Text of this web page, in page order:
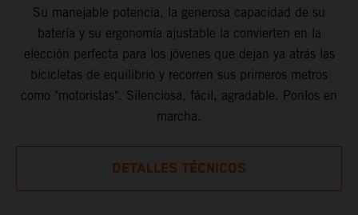
Su manejable potencia, la generosa capacidad de su
batería y su ergonomía ajustable la convierten en la
elección perfecta para los jóvenes que dejan ya atrás las
bicicletas de equilibrio y recorren sus primeros metros
como "motoristas". Silenciosa, fácil, agradable. Ponlos en
marcha.
DETALLES TÉCNICOS